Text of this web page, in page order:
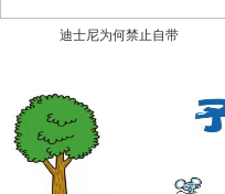
迪士尼为何禁止自带